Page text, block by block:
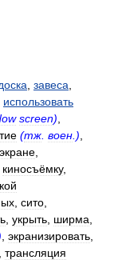
завеса
использовать
screen)
(тж воен .)
экране
киносъёмку,
сито
укрыть ширма
экранизировать
трансляция